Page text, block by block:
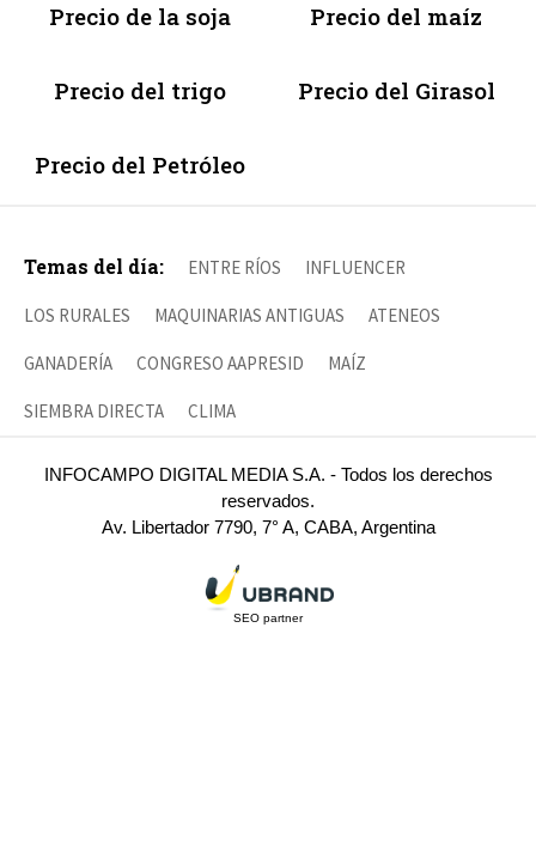
Precio de la soja Precio del maíz
Precio del trigo Precio del Girasol
Precio del Petróleo
Temas del día: ENTRE RÍOS INFLUENCER
LOS RURALES MAQUINARIAS ANTIGUAS ATENEOS
GANADERÍA CONGRESO AAPRESID MAÍZ
SIEMBRA DIRECTA CLIMA
INFOCAMPO DIGITAL MEDIA S.A. - Todos los derechos
reservados.
Av. Libertador 7790, 7° A, CABA, Argentina
SEO partner